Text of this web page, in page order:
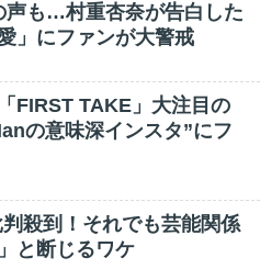
声も…村重杏奈が告白した
」にファンが大警戒
FIRST TAKE」大注目の
の意味深インスタ”にフ
殺到！それでも芸能関係
と断じるワケ